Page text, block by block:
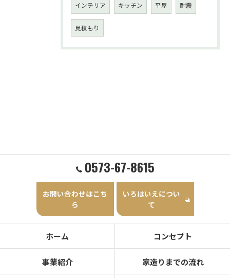
インテリア キッチン 平屋 耐震
見積もり
0573-67-8615
お問い合わせはこち
ら
いろはいえについ
て
ホーム コンセプト
事業紹介 家造りまでの流れ